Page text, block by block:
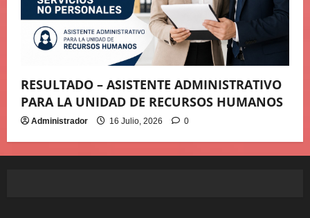
RESULTADO – ASISTENTE ADMINISTRATIVO
PARA LA UNIDAD DE RECURSOS HUMANOS
Administrador 16 Julio, 2026 0